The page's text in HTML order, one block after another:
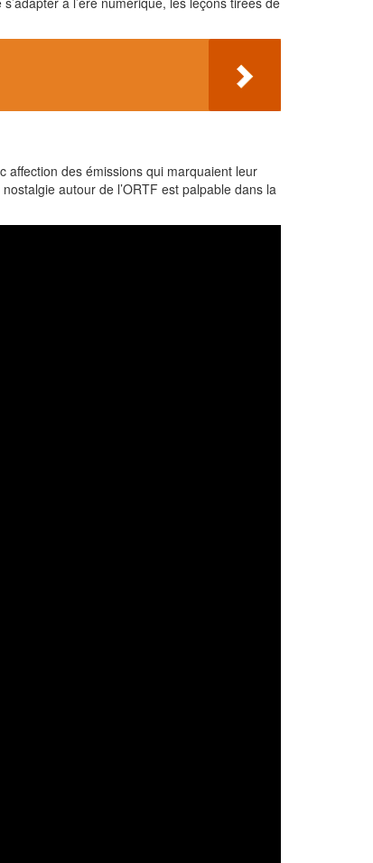
affection des émissions qui marquaient leur
autour de l’ORTF est palpable dans la